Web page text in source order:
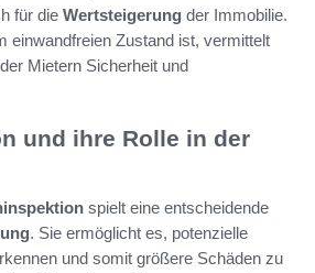
für die Wertsteigerung der Immobilie.
einwandfreien Zustand ist, vermittelt
Mietern Sicherheit und
und ihre Rolle in der
spielt eine entscheidende
. Sie ermöglicht es, potenzielle
und somit größere Schäden zu